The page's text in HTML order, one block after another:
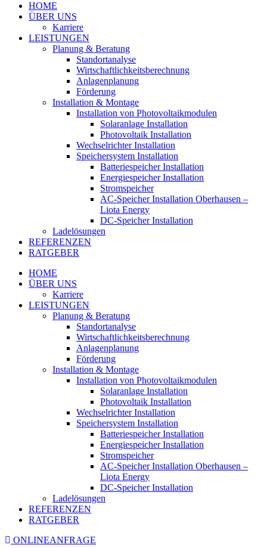
HOME
ÜBER UNS
Karriere
LEISTUNGEN
Planung & Beratung
Standortanalyse
Wirtschaftlichkeitsberechnung
Anlagenplanung
Förderung
Installation & Montage
Installation von Photovoltaikmodulen
Solaranlage Installation
Photovoltaik Installation
Wechselrichter Installation
Speichersystem Installation
Batteriespeicher Installation
Energiespeicher Installation
Stromspeicher
AC-Speicher Installation Oberhausen –
Liota Energy
DC-Speicher Installation
Ladelösungen
REFERENZEN
RATGEBER
HOME
ÜBER UNS
Karriere
LEISTUNGEN
Planung & Beratung
Standortanalyse
Wirtschaftlichkeitsberechnung
Anlagenplanung
Förderung
Installation & Montage
Installation von Photovoltaikmodulen
Solaranlage Installation
Photovoltaik Installation
Wechselrichter Installation
Speichersystem Installation
Batteriespeicher Installation
Energiespeicher Installation
Stromspeicher
AC-Speicher Installation Oberhausen –
Liota Energy
DC-Speicher Installation
Ladelösungen
REFERENZEN
RATGEBER
ONLINEANFRAGE